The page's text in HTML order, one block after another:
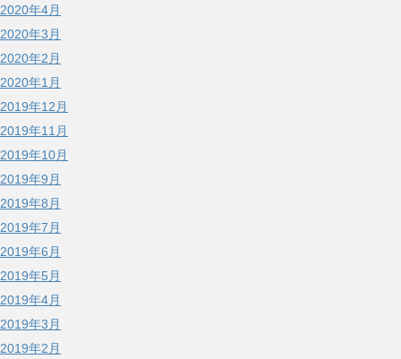
2020年4月
2020年3月
2020年2月
2020年1月
2019年12月
2019年11月
2019年10月
2019年9月
2019年8月
2019年7月
2019年6月
2019年5月
2019年4月
2019年3月
2019年2月